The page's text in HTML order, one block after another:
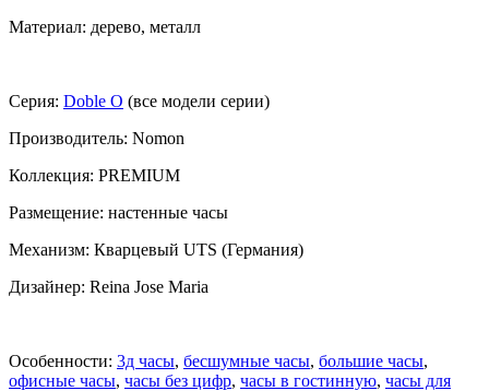
Материал: дерево, металл
Серия: Doble O (все модели серии)
Производитель: Nomon
Коллекция: PREMIUM
Размещение: настенные часы
Механизм: Кварцевый UTS (Германия)
Дизайнер: Reina Jose Maria
Особенности: 3д часы, бесшумные часы, большие часы,
офисные часы, часы без цифр, часы в гостинную, часы для